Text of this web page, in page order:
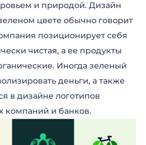
и природой. Дизайн
цвете обычно говорит
позиционирует себя
чистая, а ее продукты
Иногда зеленый
деньги, а также
в дизайне логотипов
компаний и банков.